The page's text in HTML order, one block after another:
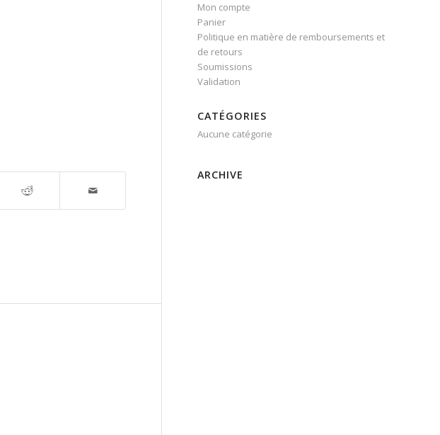
Mon compte
Panier
Politique en matière de remboursements et
de retours
Soumissions
Validation
CATÉGORIES
Aucune catégorie
ARCHIVE